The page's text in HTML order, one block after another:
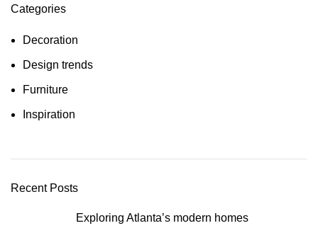
Categories
Decoration
Design trends
Furniture
Inspiration
Recent Posts
Exploring Atlanta’s modern homes